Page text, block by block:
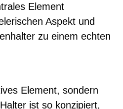
Element
Aspekt und
zu einem echten
Element, sondern
ist so konzipiert,